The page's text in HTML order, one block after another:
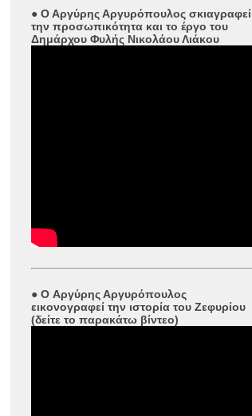
● Ο Αργύρης Αργυρόπουλος σκιαγραφεί
την προσωπικότητα και το έργο του
Δημάρχου Φυλής Νικολάου Λιάκου
● O Αργύρης Αργυρόπουλος
εικονογραφεί την ιστορία του Ζεφυρίου
(δείτε το παρακάτω βίντεο)